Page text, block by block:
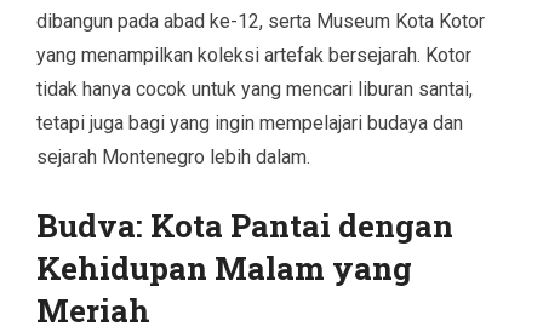
dibangun pada abad ke-12, serta Museum Kota Kotor
yang menampilkan koleksi artefak bersejarah. Kotor
tidak hanya cocok untuk yang mencari liburan santai,
tetapi juga bagi yang ingin mempelajari budaya dan
sejarah Montenegro lebih dalam.
Budva: Kota Pantai dengan
Kehidupan Malam yang
Meriah